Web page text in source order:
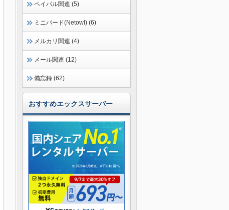
ペイパル関連 (5)
ミニバード(Netowl) (6)
メルカリ関連 (4)
メール関連 (12)
備忘録 (62)
おすすめエックスサーバー